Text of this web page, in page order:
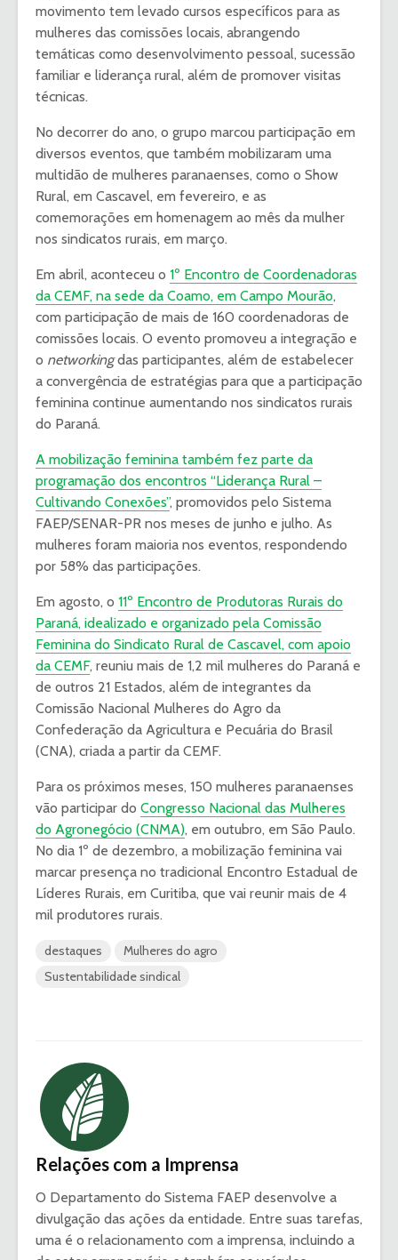
movimento tem levado cursos específicos para as
mulheres das comissões locais, abrangendo
temáticas como desenvolvimento pessoal, sucessão
familiar e liderança rural, além de promover visitas
técnicas.
No decorrer do ano, o grupo marcou participação em
diversos eventos, que também mobilizaram uma
multidão de mulheres paranaenses, como o Show
Rural, em Cascavel, em fevereiro, e as
comemorações em homenagem ao mês da mulher
nos sindicatos rurais, em março.
Em abril, aconteceu o 1º Encontro de Coordenadoras
da CEMF, na sede da Coamo, em Campo Mourão,
com participação de mais de 160 coordenadoras de
comissões locais. O evento promoveu a integração e
o networkingdas participantes, além de estabelecer
a convergência de estratégias para que a participação
feminina continue aumentando nos sindicatos rurais
do Paraná.
A mobilização feminina também fez parte da
programação dos encontros “Liderança Rural –
Cultivando Conexões”, promovidos pelo Sistema
FAEP/SENAR-PR nos meses de junho e julho. As
mulheres foram maioria nos eventos, respondendo
por 58% das participações.
Em agosto, o 11º Encontro de Produtoras Rurais do
Paraná, idealizado e organizado pela Comissão
Feminina do Sindicato Rural de Cascavel, com apoio
da CEMF, reuniu mais de 1,2 mil mulheres do Paraná e
de outros 21 Estados, além de integrantes da
Comissão Nacional Mulheres do Agro da
Confederação da Agricultura e Pecuária do Brasil
(CNA), criada a partir da CEMF.
Para os próximos meses, 150 mulheres paranaenses
vão participar do Congresso Nacional das Mulheres
do Agronegócio (CNMA), em outubro, em São Paulo.
No dia 1º de dezembro, a mobilização feminina vai
marcar presença no tradicional Encontro Estadual de
Líderes Rurais, em Curitiba, que vai reunir mais de 4
mil produtores rurais.
destaques
Mulheres do agro
Sustentabilidade sindical
Relações com a Imprensa
O Departamento do Sistema FAEP desenvolve a
divulgação das ações da entidade. Entre suas tarefas,
uma é o relacionamento com a imprensa, incluindo a